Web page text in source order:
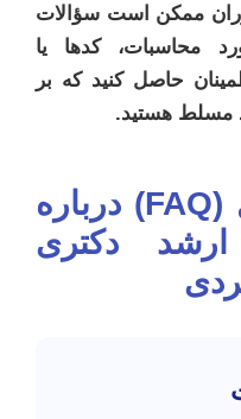
ممکن است سؤالات
محاسبات، کدها یا
حاصل کنید که بر
مسلط هستید.
پرسش‌های متداول (FAQ) درباره
ارشد دکتری